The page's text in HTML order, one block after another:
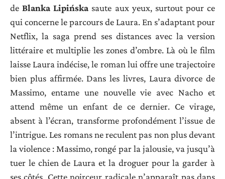
deBlanka Lipińska saute aux yeux, surtout pour ce
qui concerne le parcours de Laura. En s’adaptant pour
Netflix, la saga prend ses distances avec la version
littéraire et multiplie les zones d’ombre. Là où le film
laisse Laura indécise, le roman lui offre une trajectoire
bien plus affirmée. Dans les livres, Laura divorce de
Massimo, entame une nouvelle vie avec Nacho et
attend même un enfant de ce dernier. Ce virage,
absent à l’écran, transforme profondément l’issue de
l’intrigue. Les romans ne reculent pas non plus devant
la violence : Massimo, rongé par la jalousie, va jusqu’à
tuer le chien de Laura et la droguer pour la garder à